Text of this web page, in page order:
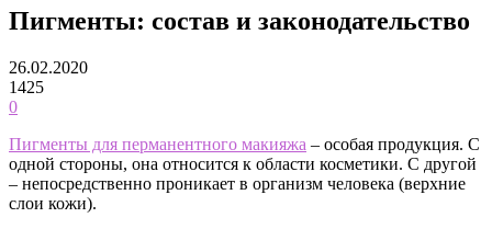
Пигменты: состав и законодательство
26.02.2020
1425
0
Пигменты для перманентного макияжа – особая продукция. С
одной стороны, она относится к области косметики. С другой
– непосредственно проникает в организм человека (верхние
слои кожи).